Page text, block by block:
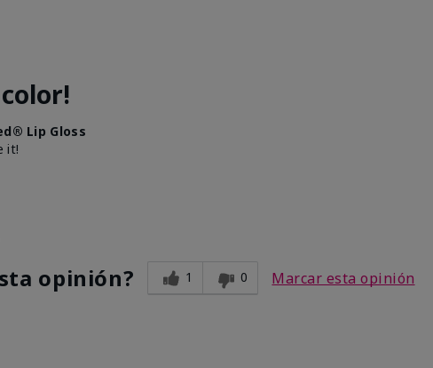
Lip Gloss
it!
opinión? 1 0 Marcar esta opinión